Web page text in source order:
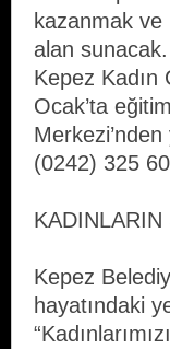
kazanmak ve
alan
Kepez
Ocak’ta
(0242) 325
KADINLARIN
Kepez
hayatındaki